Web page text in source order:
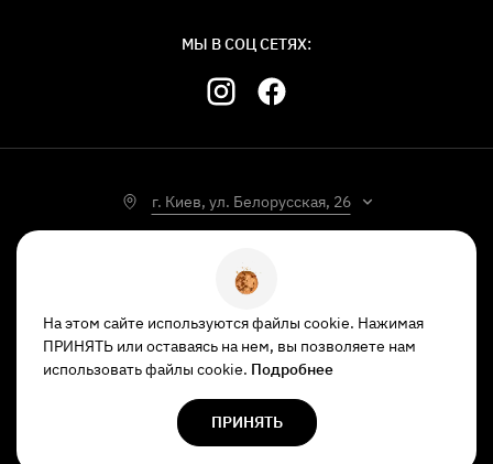
МЫ В СОЦ СЕТЯХ:
г. Киев, ул. Белорусская, 26
РУС
Copyright © 2023
Настройка Cookie
На этом сайте используются файлы cookie. Нажимая
ПРИНЯТЬ или оставаясь на нем, вы позволяете нам
использовать файлы cookie. Подробнее
ПРИНЯТЬ